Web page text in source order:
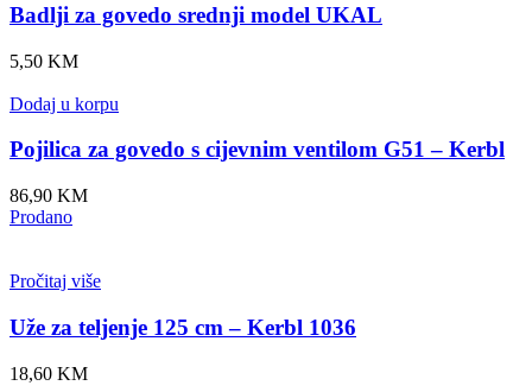
Badlji za govedo srednji model UKAL
5,50 KM
Dodaj u korpu
Pojilica za govedo s cijevnim ventilom G51 – Kerbl
86,90 KM
Prodano
Pročitaj više
Uže za teljenje 125 cm – Kerbl 1036
18,60 KM